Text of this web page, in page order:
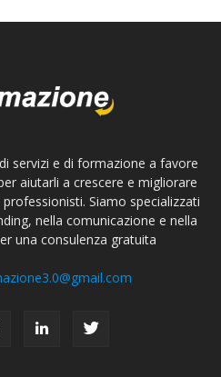
servizi e di formazione a favore
aiutarli a crescere e migliorare
Siamo specializzati
nella comunicazione e nella
una consulenza gratuita